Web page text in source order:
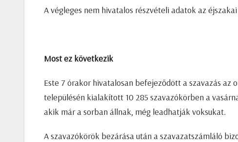
A végleges nem hivatalos részvételi adatok az
Most ez következik
Este 7 órakor hivatalosan befejeződött a szavazás az
településén kialakított 10 285 szavazókörben a
akik már a sorban állnak, még leadhatják voksukat.
A szavazókörök bezárása után a szavazatszámláló